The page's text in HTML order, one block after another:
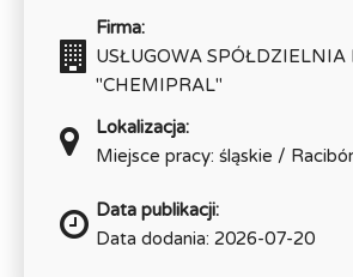
Firma:
USŁUGOWA SPÓŁDZIELNIA
"CHEMIPRAL"
Lokalizacja:
Miejsce pracy: śląskie /
Data publikacji:
Data dodania: 2026-07-20